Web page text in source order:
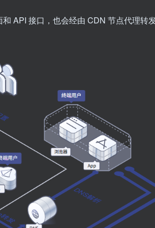
API 接口，也会经由 CDN 节点代理转